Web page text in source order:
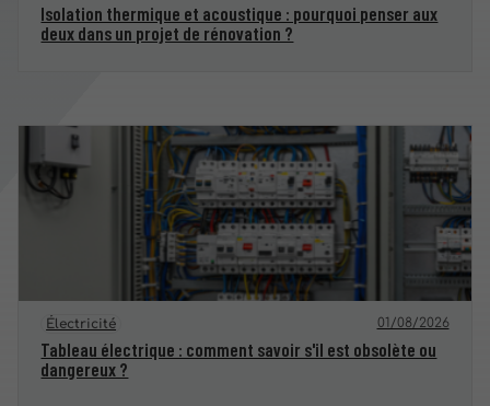
Isolation thermique et acoustique : pourquoi penser aux
deux dans un projet de rénovation ?
Électricité 01/08/2026
Tableau électrique : comment savoir s'il est obsolète ou
dangereux ?